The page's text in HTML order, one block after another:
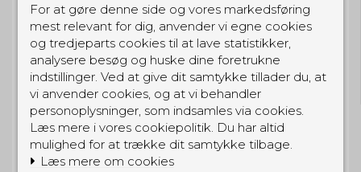
GRATIS LEVERING
Til pakkeboks ved køb for 399 kr.
Gratis hjemmelevering for 699 kr.
For at gøre denne side og vores markedsføring
mest relevant for dig, anvender vi egne cookies
og tredjeparts cookies til at lave statistikker,
analysere besøg og huske dine foretrukne
indstillinger. Ved at give dit samtykke tillader du, at
vi anvender cookies, og at vi behandler
personoplysninger, som indsamles via cookies.
Læs mere i vores cookiepolitik. Du har altid
mulighed for at trække dit samtykke tilbage.
Læs mere om cookies